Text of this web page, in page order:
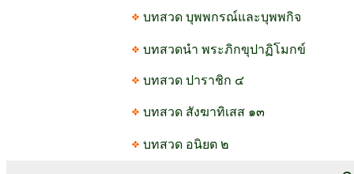
บทสวด บุพพกรณ์และบุพพกิจ
บทสวดนำ พระภิกขุปาฏิโมกข์
บทสวด ปาราชิก ๔
บทสวด สังฆาทิเสส ๑๓
บทสวด อนิยต ๒